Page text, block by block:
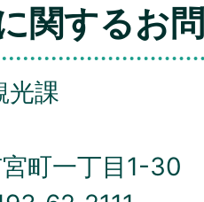
関するお
光課
町一丁目1-30